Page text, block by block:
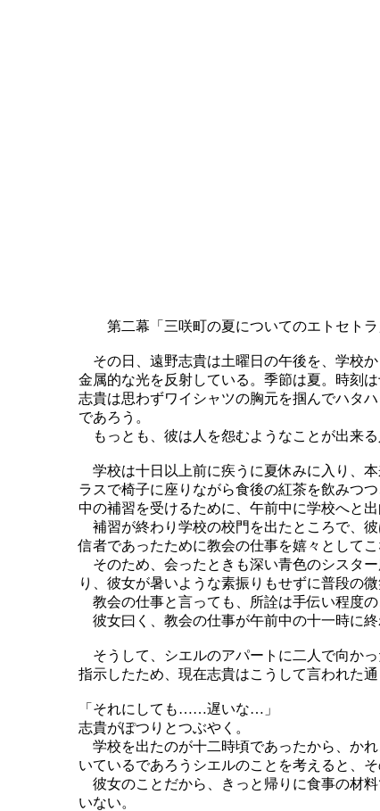
第二幕「三咲町の夏についてのエトセトラ
その日、遠野志貴は土曜日の午後を、学校
金属的な光を反射している。季節は夏。時刻
志貴は思わずワイシャツの胸元を掴んでハタ
であろう。
もっとも、彼は人を怨むようなことが出来
学校は十日以上前に疾うに夏休みに入り、
ラスで椅子に座りながら食後の紅茶を飲みつ
中の補習を受けるために、午前中に学校へと出
補習が終わり学校の校門を出たところで、
信者であったために教会の仕事を嬉々としてこ
そのため、会ったときも深い青色のシスタ
り、彼女が暑いような素振りもせずに普段の
教会の仕事と言っても、所詮は手伝い程度
彼女曰く、教会の仕事が午前中の十一時に
そうして、シエルのアパートに二人で向か
指示したため、現在志貴はこうして言われた
「それにしても……遅いな…」
志貴がぽつりとつぶやく。
学校を出たのが十二時頃であったから、か
いているであろうシエルのことを考えると、そ
彼女のことだから、きっと帰りに食事の材
いない。